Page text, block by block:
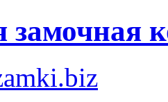
замочная